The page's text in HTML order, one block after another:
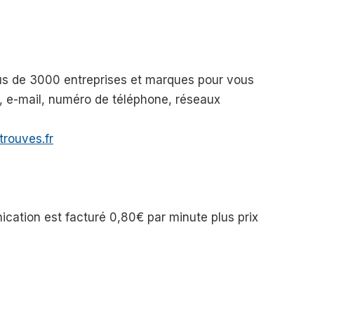
de 3000 entreprises et marques pour vous
mail, numéro de téléphone, réseaux
est facturé 0,80€ par minute plus prix